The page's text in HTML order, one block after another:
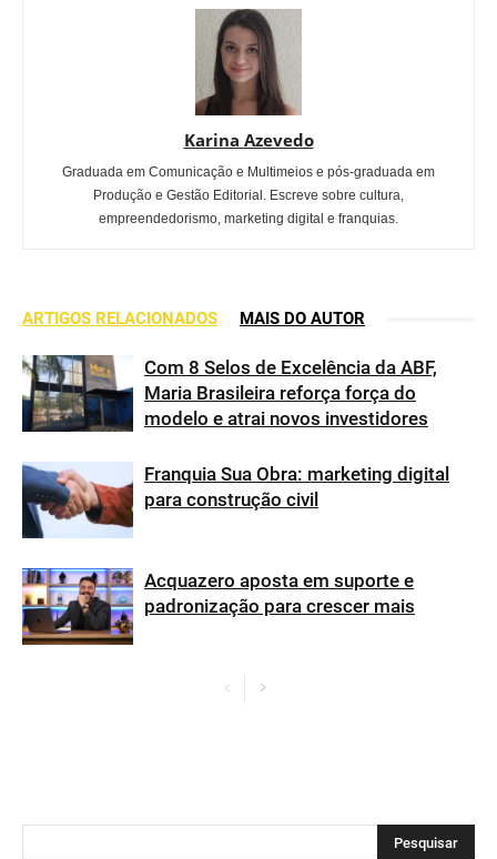
Karina Azevedo
Graduada em Comunicação e Multimeios e pós-graduada em
Produção e Gestão Editorial. Escreve sobre cultura,
empreendedorismo, marketing digital e franquias.
ARTIGOS RELACIONADOS MAIS DO AUTOR
Com 8 Selos de Excelência da ABF,
Maria Brasileira reforça força do
modelo e atrai novos investidores
Franquia Sua Obra: marketing digital
para construção civil
Acquazero aposta em suporte e
padronização para crescer mais